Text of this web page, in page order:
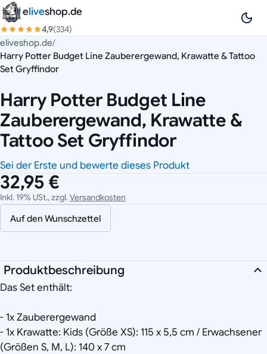
Zum Inhalt springen
eliveshop.de
4,9(334)
eliveshop.de/
Harry Potter Budget Line Zauberergewand, Krawatte & Tattoo
Set Gryffindor
Harry Potter Budget Line
Zauberergewand, Krawatte &
Tattoo Set Gryffindor
Sei der Erste und bewerte dieses Produkt
32,95 €
Inkl. 19% USt., zzgl.Versandkosten
Auf den Wunschzettel
Produktbeschreibung
Das Set enthält:
- 1x Zauberergewand
- 1x Krawatte: Kids (Größe XS): 115 x 5,5 cm / Erwachsener
(Größen S, M, L): 140 x 7 cm